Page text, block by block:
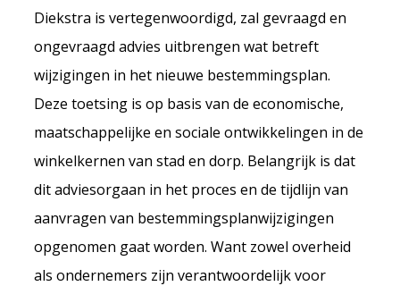
Diekstra is vertegenwoordigd, zal gevraagd en
ongevraagd advies uitbrengen wat betreft
wijzigingen in het nieuwe bestemmingsplan.
Deze toetsing is op basis van de economische,
maatschappelijke en sociale ontwikkelingen in de
winkelkernen van stad en dorp. Belangrijk is dat
dit adviesorgaan in het proces en de tijdlijn van
aanvragen van bestemmingsplanwijzigingen
opgenomen gaat worden. Want zowel overheid
als ondernemers zijn verantwoordelijk voor